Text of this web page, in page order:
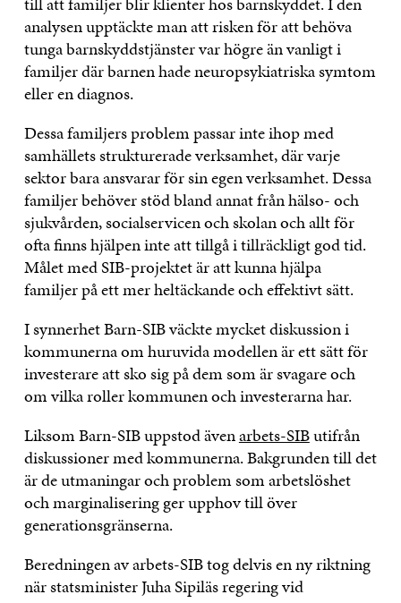
analysen upptäckte man att risken för att behöva
tunga barnskyddstjänster var högre än vanligt i
familjer där barnen hade neuropsykiatriska symtom
eller en diagnos.
Dessa familjers problem passar inte ihop med
samhällets strukturerade verksamhet, där varje
sektor bara ansvarar för sin egen verksamhet. Dessa
familjer behöver stöd bland annat från hälso- och
sjukvården, socialservicen och skolan och allt för
ofta finns hjälpen inte att tillgå i tillräckligt god tid.
Målet med SIB-projektet är att kunna hjälpa
familjer på ett mer heltäckande och effektivt sätt.
I synnerhet Barn-SIB väckte mycket diskussion i
kommunerna om huruvida modellen är ett sätt för
investerare att sko sig på dem som är svagare och
om vilka roller kommunen och investerarna har.
Liksom Barn-SIB uppstod ävenarbets-SIButifrån
diskussioner med kommunerna. Bakgrunden till det
är de utmaningar och problem som arbetslöshet
och marginalisering ger upphov till över
generationsgränserna.
Beredningen av arbets-SIB tog delvis en ny riktning
när statsminister Juha Sipiläs regering vid